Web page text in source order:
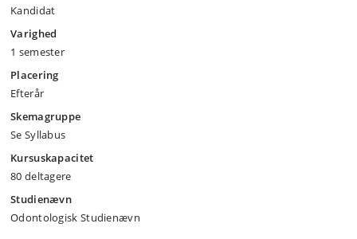
Kandidat
Varighed
1 semester
Placering
Efterår
Skemagruppe
Se Syllabus
Kursuskapacitet
80 deltagere
Studienævn
Odontologisk Studienævn